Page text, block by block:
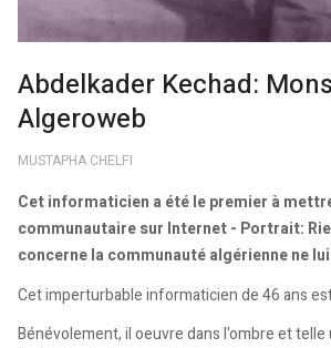
Abdelkader Kechad:
Algeroweb
MUSTAPHA CHELFI
Cet informaticien a été le premier à
communautaire sur Internet - Portrait:
concerne la communauté algérienne ne
Cet imperturbable informaticien de 46 ans
Bénévolement, il oeuvre dans l'ombre et telle